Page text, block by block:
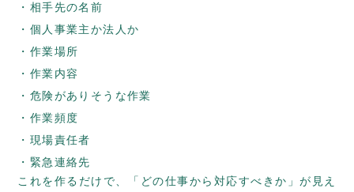
相手先の名前
個人事業主か法人か
作業場所
作業内容
危険がありそうな作業
作業頻度
現場責任者
緊急連絡先
これを作るだけで、「どの仕事から対応すべきか」が見え